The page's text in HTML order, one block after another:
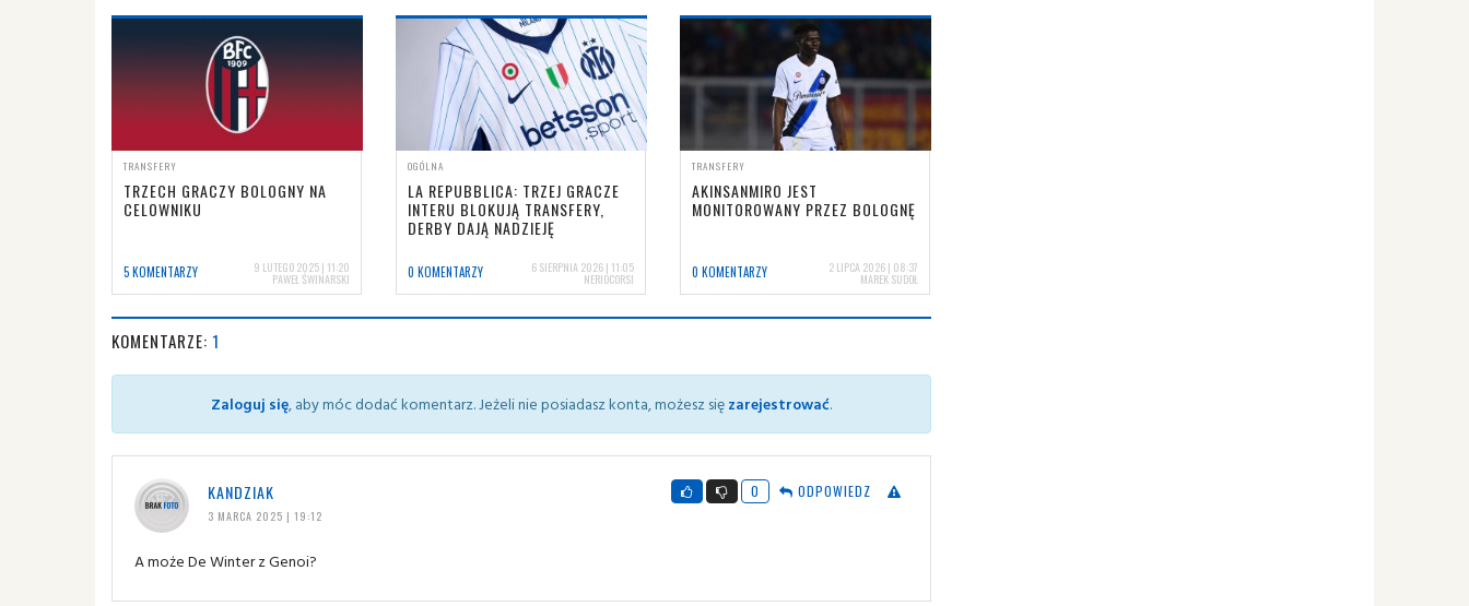
TRANSFERY
TRZECH GRACZY BOLOGNY NA
CELOWNIKU
5 KOMENTARZY 9 LUTEGO 2025 | 11:20
PAWEŁ ŚWINARSKI
OGÓLNA
LA REPUBBLICA: TRZEJ GRACZE
INTERU BLOKUJĄ TRANSFERY,
DERBY DAJĄ NADZIEJĘ
0 KOMENTARZY 6 SIERPNIA 2026 | 11:05
NERIOCORSI
TRANSFERY
AKINSANMIRO JEST
MONITOROWANY PRZEZ BOLOGNĘ
0 KOMENTARZY 2 LIPCA 2026 | 08:37
MAREK SUDOŁ
KOMENTARZE: 1
Zaloguj się, aby móc dodać komentarz. Jeżeli nie posiadasz konta, możesz sięzarejestrować.
KANDZIAK
3 MARCA 2025 | 19:12
0 ODPOWIEDZ
A może De Winter z Genoi?